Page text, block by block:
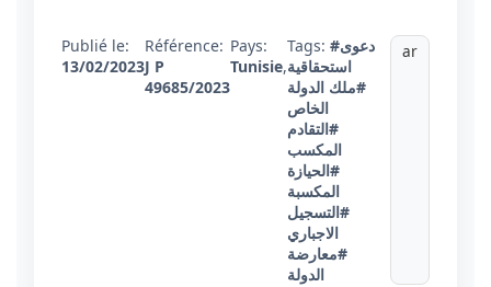
Publié le:
13/02/2023
Référence:
J P
49685/2023
Pays:
Tunisie,
Tags: #دعوى
استحقاقية
#ملك الدولة
الخاص
#التقادم
المكسب
#الحيازة
المكسبة
#التسجيل
الاجباري
#معارضة
الدولة
ar